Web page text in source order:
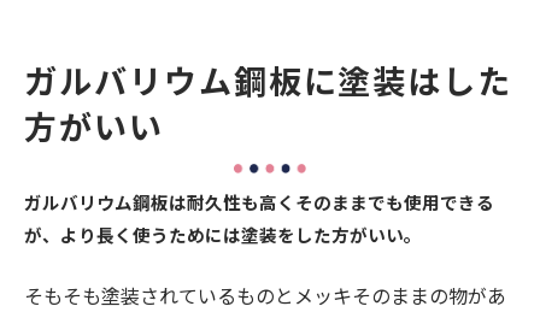
塗装する場合の注意点
まとめ
ガルバリウム鋼板に塗装はした
方がいい
ガルバリウム鋼板は耐久性も高くそのままでも使用できる
が、より長く使うためには塗装をした方がいい。
そもそも塗装されているものとメッキそのままの物があ